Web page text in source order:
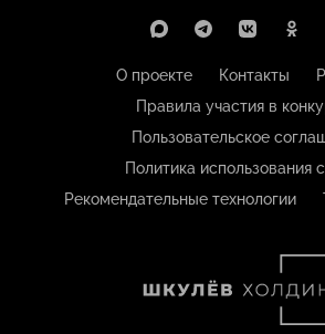
О проекте Контакты
Правила участия в
Пользовательское
Политика использования
Рекомендательные технологии